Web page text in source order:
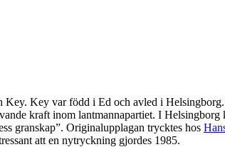
Key. Key var född i Ed och avled i
kraft inom lantmannapartiet. I
granskap”. Originalupplagan trycktes hos
att en nytryckning gjordes 1985.